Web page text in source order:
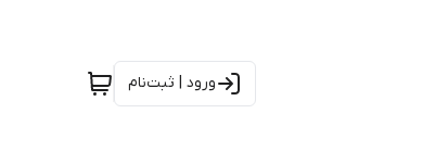
ورود | ثبت‌نام